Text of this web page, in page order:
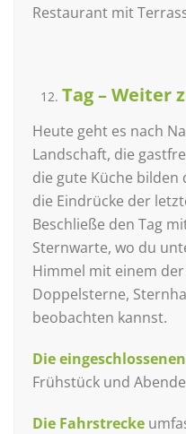
Restaurant mit
Tag – Weiter
Heute geht es nach
Landschaft, die
die gute Küche bilden
die Eindrücke der
Beschließe den Tag
Sternwarte, wo du
Himmel mit einem
Doppelsterne,
beobachten kannst.
Die
Frühstück und
Die Fahrstrecke